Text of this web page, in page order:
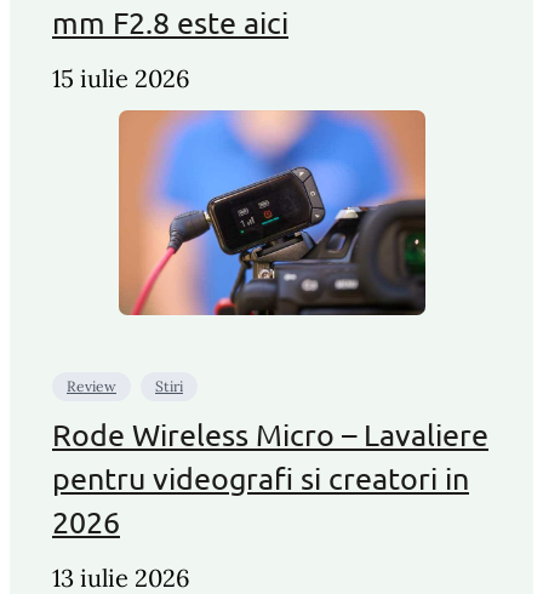
mm F2.8 este aici
15 iulie 2026
Review Stiri
Rode Wireless Micro – Lavaliere
pentru videografi si creatori in
2026
13 iulie 2026